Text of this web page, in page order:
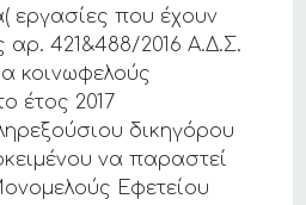
εργασίες που έχουν
αρ. 421&488/2016 Α.Δ.Σ.
κοινωφελούς
έτος 2017
δικηγόρου
να παραστεί
Εφετείου